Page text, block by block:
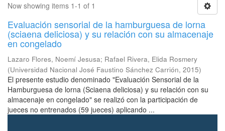
Now showing items 1-1 of 1
Evaluación sensorial de la hamburguesa de lorna
(sciaena deliciosa) y su relación con su almacenaje
en congelado
Lazaro Flores, Noemí Jesusa; Rafael Rivera, Elida Rosmery
(Universidad Nacional José Faustino Sánchez Carrión, 2015)
El presente estudio denominado "Evaluación Sensorial de la
Hamburguesa de lorna (Sciaena deliciosa) y su relación con su
almacenaje en congelado" se realizó con la participación de
jueces no entrenados (59 jueces) aplicando ...